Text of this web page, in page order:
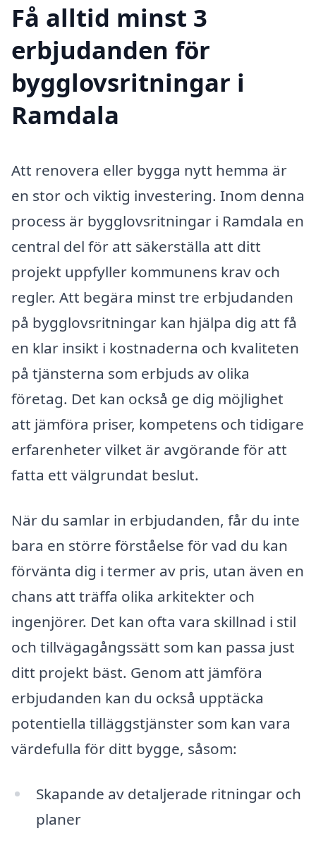
Få alltid minst 3
erbjudanden för
bygglovsritningar i
Ramdala
Att renovera eller bygga nytt hemma är
en stor och viktig investering. Inom denna
process är bygglovsritningar i Ramdala en
central del för att säkerställa att ditt
projekt uppfyller kommunens krav och
regler. Att begära minst tre erbjudanden
på bygglovsritningar kan hjälpa dig att få
en klar insikt i kostnaderna och kvaliteten
på tjänsterna som erbjuds av olika
företag. Det kan också ge dig möjlighet
att jämföra priser, kompetens och tidigare
erfarenheter vilket är avgörande för att
fatta ett välgrundat beslut.
När du samlar in erbjudanden, får du inte
bara en större förståelse för vad du kan
förvänta dig i termer av pris, utan även en
chans att träffa olika arkitekter och
ingenjörer. Det kan ofta vara skillnad i stil
och tillvägagångssätt som kan passa just
ditt projekt bäst. Genom att jämföra
erbjudanden kan du också upptäcka
potentiella tilläggstjänster som kan vara
värdefulla för ditt bygge, såsom:
Skapande av detaljerade ritningar och
planer